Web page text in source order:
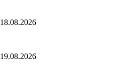
18.08.2026
19.08.2026